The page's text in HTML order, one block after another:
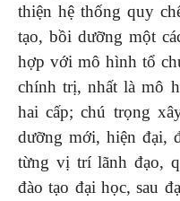
thiện hệ thống quy
tạo, bồi dưỡng một
hợp với mô hình tổ
chính trị, nhất là mô
hai cấp; chú trọng
dưỡng mới, hiện đại,
từng vị trí lãnh đạo,
đào tạo đại học, sau